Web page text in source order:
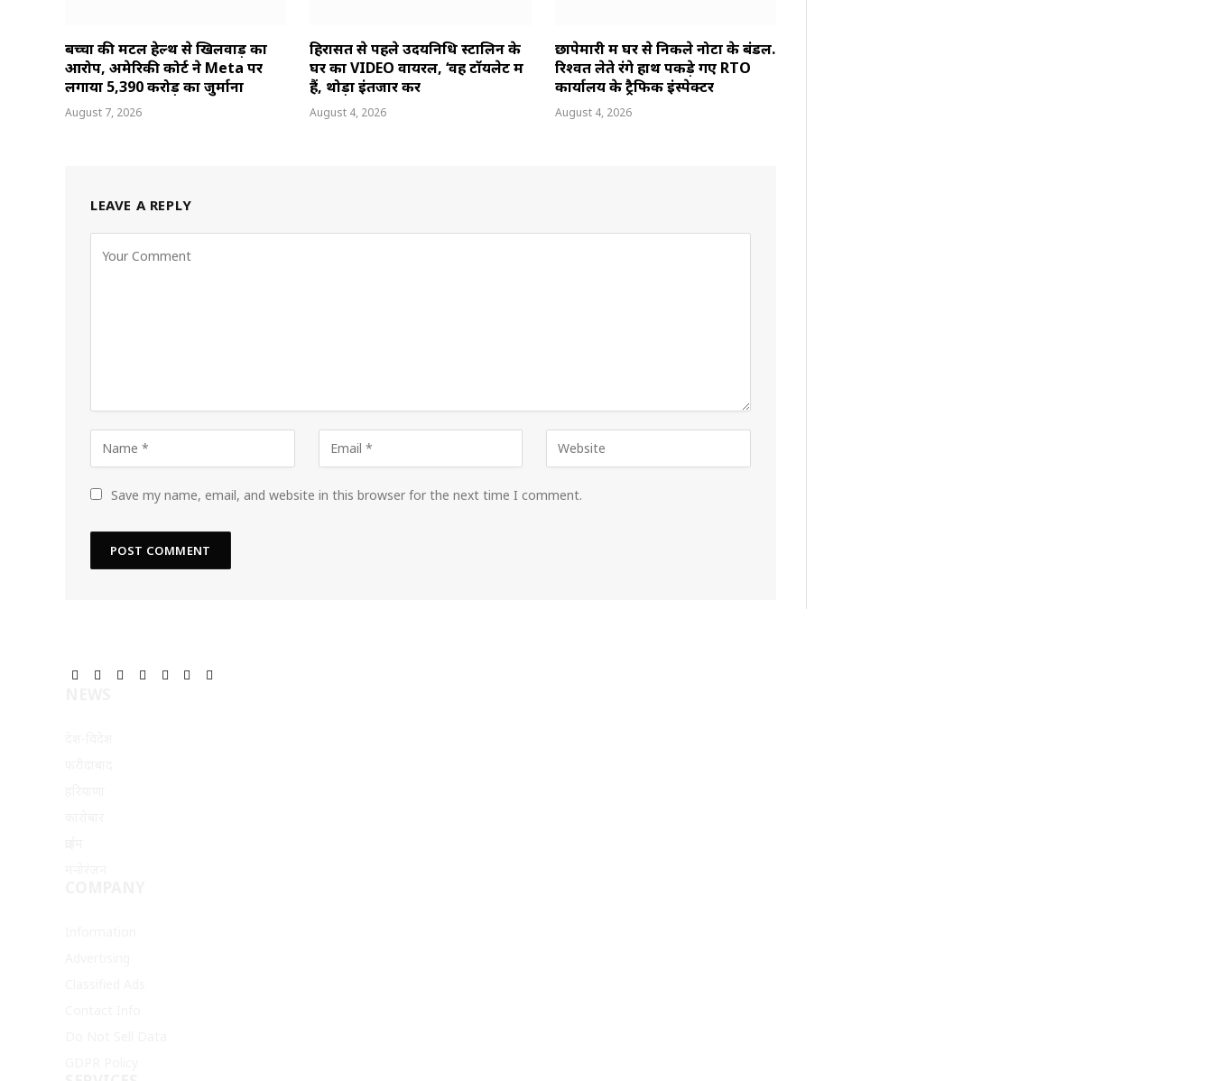
बच्चों की मेंटल हेल्थ से खिलवाड़ का
आरोप, अमेरिकी कोर्ट ने Meta पर
लगाया 5,390 करोड़ का जुर्माना
August 7, 2026
हिरासत से पहले उदयनिधि स्टालिन के
घर का VIDEO वायरल, ‘वह टॉयलेट में
हैं, थोड़ा इंतजार करें
August 4, 2026
छापेमारी में घर से निकले नोटों के बंडल.
रिश्वत लेते रंगे हाथ पकड़े गए RTO
कार्यालय के ट्रैफिक इंस्पेक्टर
August 4, 2026
LEAVE A REPLY
Save my name, email, and website in this browser for the next time I comment.
Facebook
X
Pinterest
VimeoWhatsApp
TikTokInstagram